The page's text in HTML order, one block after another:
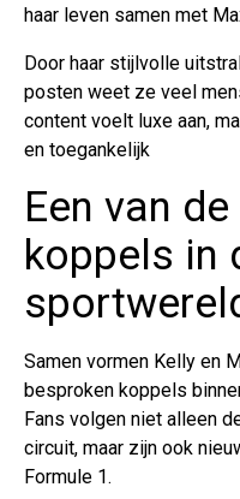
haar leven samen met
Door haar stijlvolle
posten weet ze veel
content voelt luxe aan,
en toegankelijk
Een van
koppels in
Samen vormen Kelly en
besproken koppels
Fans volgen niet alleen
circuit, maar zijn ook
Formule 1.